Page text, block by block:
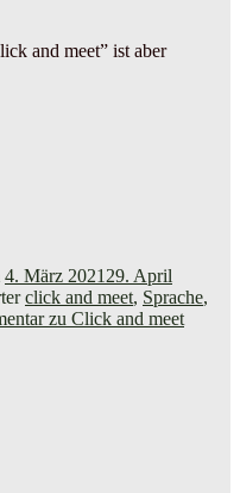
and meet” ist aber
4. März 2021 29. April
click and meet, Sprache,
zu Click and meet